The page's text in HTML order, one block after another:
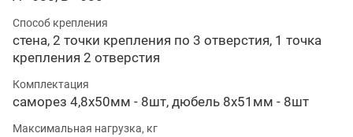
Способ крепления
стена, 2 точки крепления по 3 отверстия, 1 точка
крепления 2 отверстия
Комплектация
саморез 4,8х50мм - 8шт, дюбель 8х51мм - 8шт
Максимальная нагрузка, кг